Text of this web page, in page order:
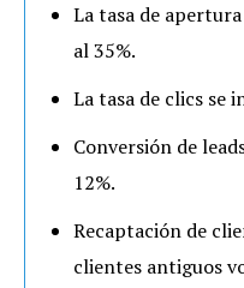
La tasa de
al 35%.
La tasa de clics se
Conversión de
12%.
Recaptación de
clientes antiguos